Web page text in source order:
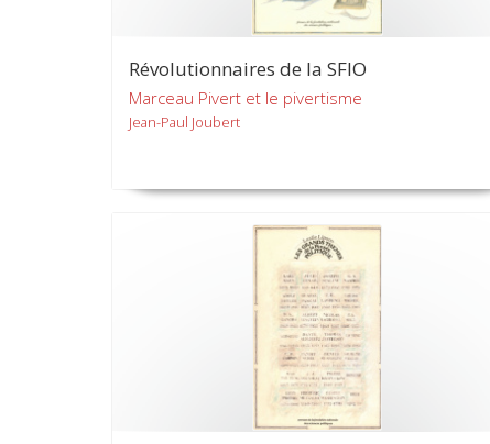
Révolutionnaires de la SFIO
Marceau Pivert et le pivertisme
Jean-Paul Joubert